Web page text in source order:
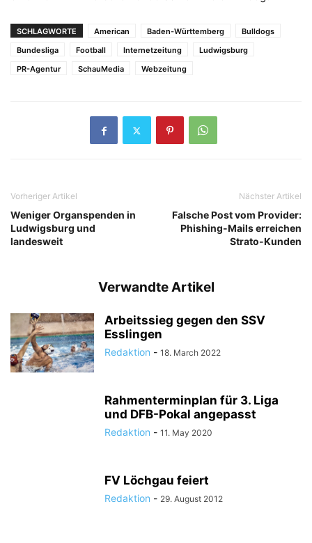
SCHLAGWORTE American Baden-Württemberg
Bulldogs
Bundesliga
Football Internetzeitung
Ludwigsburg
PR-Agentur
SchauMedia Webzeitung
Vorheriger Artikel
Weniger Organspenden in
Ludwigsburg und
landesweit
Nächster Artikel
Falsche Post vom Provider:
Phishing-Mails erreichen
Strato-Kunden
Verwandte Artikel
Arbeitssieg gegen den SSV
Esslingen
Redaktion - 18. March 2022
Rahmenterminplan für 3. Liga
und DFB-Pokal angepasst
Redaktion - 11. May 2020
FV Löchgau feiert
Redaktion - 29. August 2012